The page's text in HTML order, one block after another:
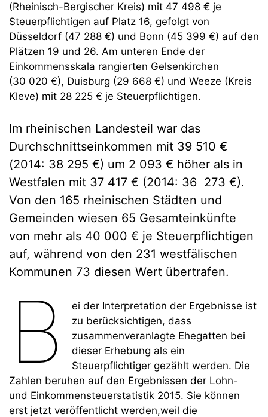
(Rheinisch-Bergischer Kreis) mit 47 498 € je
Steuerpflichtigen auf Platz 16, gefolgt von
Düsseldorf (47 288 €) und Bonn (45 399 €) auf den
Plätzen 19 und 26. Am unteren Ende der
Einkommensskala rangierten Gelsenkirchen
(30 020 €), Duisburg (29 668 €) und Weeze (Kreis
Kleve) mit 28 225 € je Steuerpflichtigen.
Im rheinischen Landesteil war das
Durchschnittseinkommen mit 39 510 €
(2014: 38 295 €) um 2 093 € höher als in
Westfalen mit 37 417 € (2014: 36 273 €).
Von den 165 rheinischen Städten und
Gemeinden wiesen 65 Gesamteinkünfte
von mehr als 40 000 € je Steuerpflichtigen
auf, während von den 231 westfälischen
Kommunen 73 diesen Wert übertrafen.
B
ei der Interpretation der Ergebnisse ist
zu berücksichtigen, dass
zusammenveranlagte Ehegatten bei
dieser Erhebung als ein
Steuerpflichtiger gezählt werden. Die
Zahlen beruhen auf den Ergebnissen der Lohn-
und Einkommensteuerstatistik 2015. Sie können
erst jetzt veröffentlicht werden,weil die